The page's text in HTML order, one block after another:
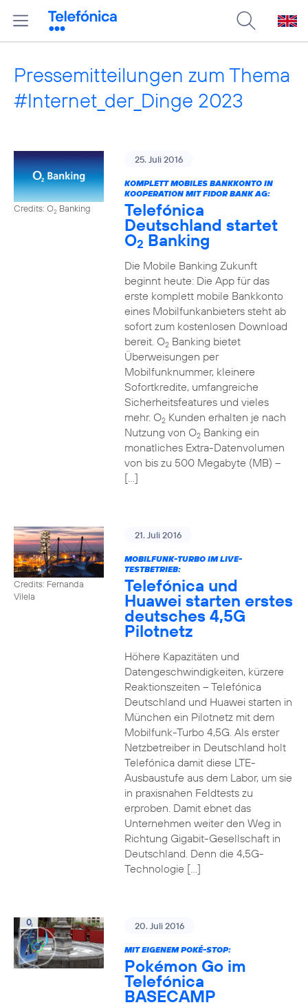
Pressemitteilungen zum Thema
#Internet_der_Dinge 2023
Credits: O2 Banking
25. Juli 2016
KOMPLETT MOBILES BANKKONTO IN
KOOPERATION MIT FIDOR BANK AG:
Telefónica
Deutschland startet
O2 Banking
Die Mobile Banking Zukunft
beginnt heute: Die App für das
erste komplett mobile Bankkonto
eines Mobilfunkanbieters steht ab
sofort zum kostenlosen Download
bereit. O2Banking bietet
Überweisungen per
Mobilfunknummer, kleinere
Sofortkredite, umfangreiche
Sicherheitsfeatures und vieles
mehr. O2Kunden erhalten je nach
Nutzung von O2Banking ein
monatliches Extra-Datenvolumen
von bis zu 500 Megabyte (MB) –
[…]
Credits: Fernanda
Vilela
21. Juli 2016
MOBILFUNK-TURBO IM LIVE-
TESTBETRIEB:
Telefónica und
Huawei starten erstes
deutsches 4,5G
Pilotnetz
Höhere Kapazitäten und
Datengeschwindigkeiten, kürzere
Reaktionszeiten – Telefónica
Deutschland und Huawei starten in
München ein Pilotnetz mit dem
Mobilfunk-Turbo 4,5G. Als erster
Netzbetreiber in Deutschland holt
Telefónica damit diese LTE-
Ausbaustufe aus dem Labor, um sie
in praxisnahen Feldtests zu
erproben. Damit ebnet das
Unternehmen weiter den Weg in
Richtung Gigabit-Gesellschaft in
Deutschland. Denn die 4,5G-
Technologie […]
20. Juli 2016
MIT EIGENEM POKÉ-STOP:
Pokémon Go im
Telefónica
BASECAMP